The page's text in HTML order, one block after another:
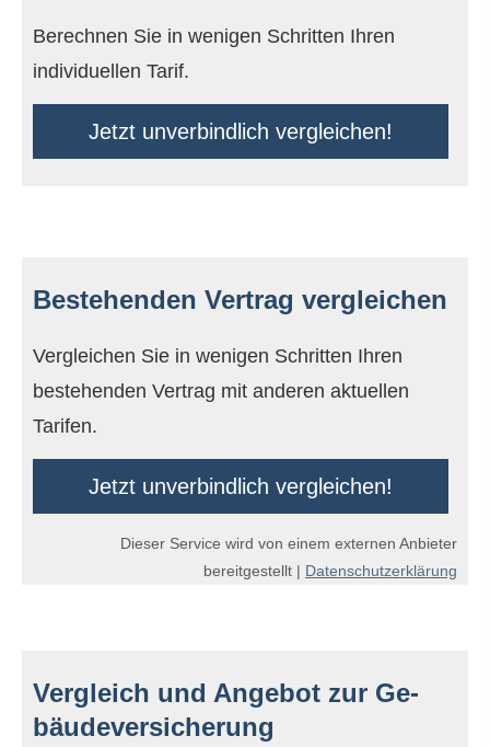
Berechnen Sie in wenigen Schritten Ihren
individuellen Tarif.
Jetzt unverbindlich ver­gleichen!
Bestehenden Vertrag ver­gleichen
Vergleichen Sie in wenigen Schritten Ihren
bestehenden Vertrag mit anderen aktuellen
Tarifen.
Jetzt unverbindlich ver­gleichen!
Dieser Service wird von einem externen Anbieter
bereitgestellt | Datenschutzerklärung
Vergleich und Angebot zur Ge­
bäude­ver­si­che­rung